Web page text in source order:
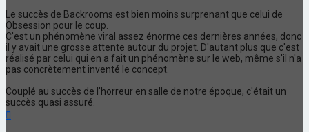
Le succès de Backrooms est bien moins surprenant que celui de
Obsession pour le coup.
C'est un phénomène viral assez énorme ces dernières années, donc
il y avait une grosse attente autour du projet. D'autant plus que c'est
réalisé par celui qui en a fait un phénomène sur le web, même s'il n'a
pas concrètement inventé le concept.
Couplé au succès de l'horreur en salle de notre époque, c'était un
succès quasi assuré.